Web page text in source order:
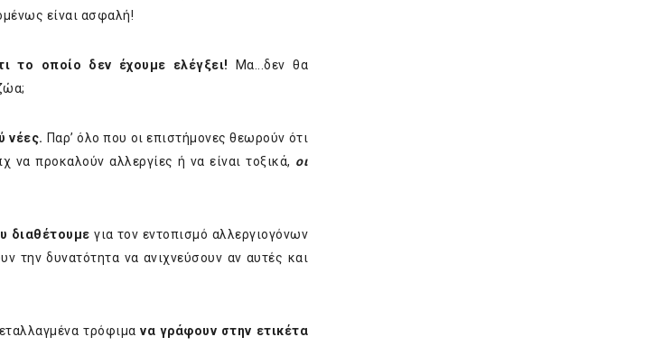
είναι ασφαλή!
το οποίο δεν έχουμε ελέγξει!
Μα...δεν θα
νέες. Παρ’ όλο που οι επιστήμονες θεωρούν ότι
να προκαλούν αλλεργίες ή να είναι τοξικά, οι
διαθέτουμε για τον εντοπισμό αλλεργιογόνων
την δυνατότητα να ανιχνεύσουν αν αυτές και
τρόφιμανα γράφουν στην ετικέτα